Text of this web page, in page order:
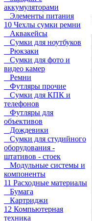
аккумуляторами
Элементы питания
10 Чехлы сумки ремни
Аквакейсы
Сумки для ноутбуков
Рюкзаки
Сумки для фото и
видео камер
Ремни
Футляры прочие
Сумки для КПК и
телефонов
Футляры для
объективов
Дождевики
Сумки для студийного
оборудования -
штативов - стоек
Модульные системы и
компоненты
11 Расходные материалы
Бумага
Картриджи
12 Компьютерная
техника